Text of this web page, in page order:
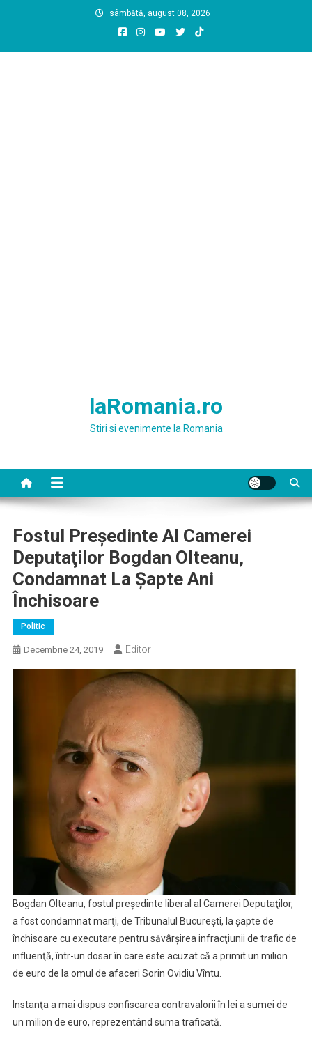
sâmbătă, august 08, 2026
laRomania.ro
Stiri si evenimente la Romania
Fostul Preşedinte Al Camerei
Deputaţilor Bogdan Olteanu,
Condamnat La Şapte Ani
Închisoare
Politic
Decembrie 24, 2019 Editor
Bogdan Olteanu, fostul preşedinte liberal al Camerei Deputaţilor,
a fost condamnat marţi, de Tribunalul Bucureşti, la şapte de
închisoare cu executare pentru săvârşirea infracţiunii de trafic de
influenţă, într-un dosar în care este acuzat că a primit un milion
de euro de la omul de afaceri Sorin Ovidiu Vîntu.
Instanţa a mai dispus confiscarea contravalorii în lei a sumei de
un milion de euro, reprezentând suma traficată.